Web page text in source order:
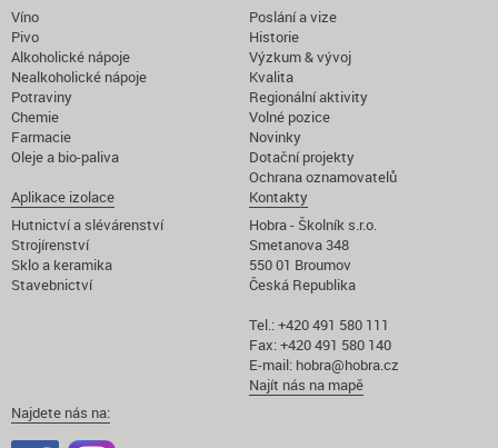
Víno
Pivo
Alkoholické nápoje
Nealkoholické nápoje
Potraviny
Chemie
Farmacie
Oleje a bio-paliva
Aplikace izolace
Hutnictví a slévárenství
Strojírenství
Sklo a keramika
Stavebnictví
Poslání a vize
Historie
Výzkum & vývoj
Kvalita
Regionální aktivity
Volné pozice
Novinky
Dotační projekty
Ochrana oznamovatelů
Kontakty
Hobra - Školník s.r.o.
Smetanova 348
550 01 Broumov
Česká Republika
Tel.: +420 491 580 111
Fax: +420 491 580 140
E-mail: hobra@hobra.cz
Najít nás na mapě
Najdete nás na: